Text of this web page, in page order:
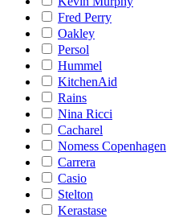
Fred Perry
Oakley
Persol
Hummel
KitchenAid
Rains
Nina Ricci
Cacharel
Nomess Copenhagen
Carrera
Casio
Stelton
Kerastase